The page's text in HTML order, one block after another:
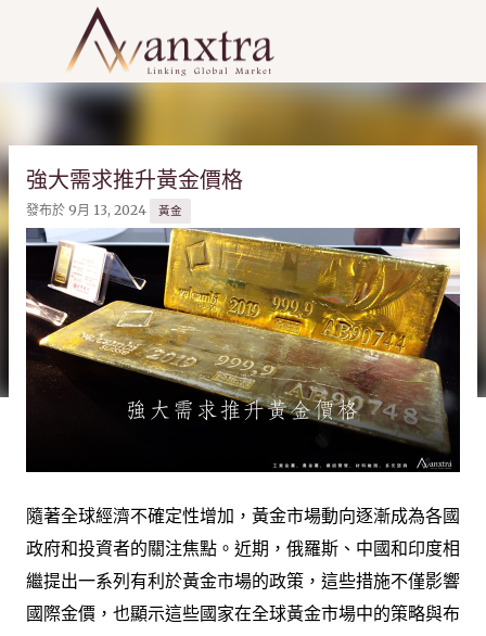
跳到主要內容
強大需求推升黃金價格
發布於 9月 13, 2024 黃金
隨著全球經濟不確定性增加，黃金市場動向逐漸成為各國
政府和投資者的關注焦點。近期，俄羅斯、中國和印度相
繼提出一系列有利於黃金市場的政策，這些措施不僅影響
國際金價，也顯示這些國家在全球黃金市場中的策略與布